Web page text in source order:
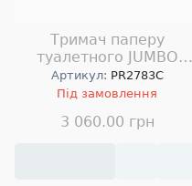
Тримач паперу
туалетного JUMBO
INDUSTRIAL
Артикул: PR2783C
Під замовлення
3 060.00 грн